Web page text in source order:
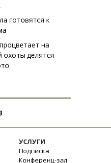
готовятся к
на
охоты делятся
УСЛУГИ
Подписка
Конференц-зал